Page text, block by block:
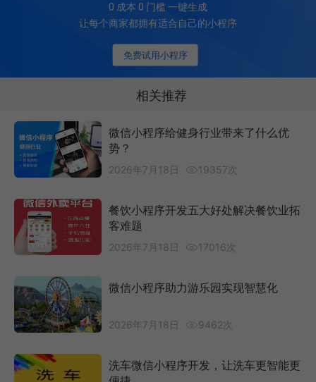
免费试用小程序
0 成本 0 门槛 一键生成
让每个商家都拥有适合自己的小程序
相关推荐
微信小程序给健身行业带来了什么优
势？
2026年7月18日 19357次
餐饮小程序开发五大好处解决餐饮业拓
客难题
2026年7月18日 17016次
微信小程序助力游乐园实现智慧化
2026年7月18日 9462次
洗车微信小程序开发，让洗车更智能更